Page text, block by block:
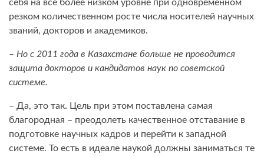
себя на все более низком уровне при одновременном
резком количественном росте числа носителей научных
званий, докторов и академиков.
– Но с 2011 года в Казахстане больше не проводится
защита докторов и кандидатов наук по советской
системе.
– Да, это так. Цель при этом поставлена самая
благородная – преодолеть качественное отставание в
подготовке научных кадров и перейти к западной
системе. То есть в идеале наукой должны заниматься те